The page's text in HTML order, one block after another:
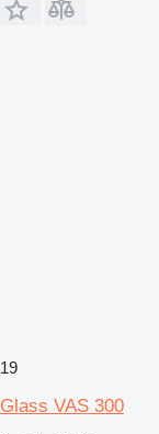
19
Glass VAS 300